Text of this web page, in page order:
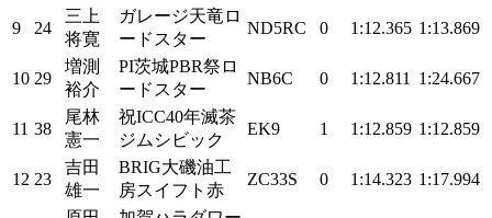
9 24
三上
将寛
ガレージ天竜ロ
ードスター
ND5RC 0 1:12.365 1:13.869
10 29
増測
裕介
PI茨城PBR祭ロ
ードスター
NB6C 0 1:12.811 1:24.667
11 38
尾林
憲一
祝ICC40年滅茶
ジムシビック
EK9 1 1:12.859 1:12.859
12 23
吉田
雄一
BRIG大磯油工
房スイフト赤
ZC33S 0 1:14.323 1:17.994